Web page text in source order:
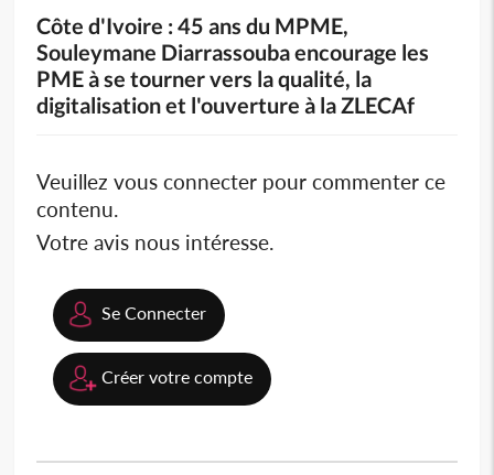
Côte d'Ivoire : 45 ans du MPME,
Souleymane Diarrassouba encourage les
PME à se tourner vers la qualité, la
digitalisation et l'ouverture à la ZLECAf
Veuillez vous connecter pour commenter ce
contenu.
Votre avis nous intéresse.
Se Connecter
Créer votre compte